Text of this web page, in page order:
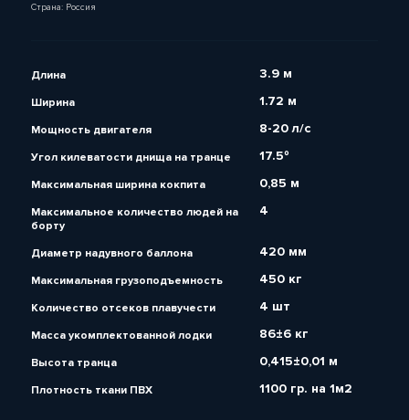
Страна: Россия
Длина 3.9 м
Ширина 1.72 м
Мощность двигателя 8-20 л/с
Угол килеватости днища на транце 17.5º
Максимальная ширина кокпита 0,85 м
Максимальное количество людей на
борту
4
Диаметр надувного баллона 420 мм
Максимальная грузоподъемность 450 кг
Количество отсеков плавучести 4 шт
Масса укомплектованной лодки 86±6 кг
Высота транца 0,415±0,01 м
Плотность ткани ПВХ 1100 гр. на 1м2